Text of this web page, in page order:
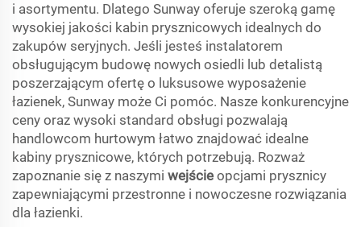
i asortymentu. Dlatego Sunway oferuje szeroką gamę
wysokiej jakości kabin prysznicowych idealnych do
zakupów seryjnych. Jeśli jesteś instalatorem
obsługującym budowę nowych osiedli lub detalistą
poszerzającym ofertę o luksusowe wyposażenie
łazienek, Sunway może Ci pomóc. Nasze konkurencyjne
ceny oraz wysoki standard obsługi pozwalają
handlowcom hurtowym łatwo znajdować idealne
kabiny prysznicowe, których potrzebują. Rozważ
zapoznanie się z naszymi wejście opcjami prysznicy
zapewniającymi przestronne i nowoczesne rozwiązania
dla łazienki.